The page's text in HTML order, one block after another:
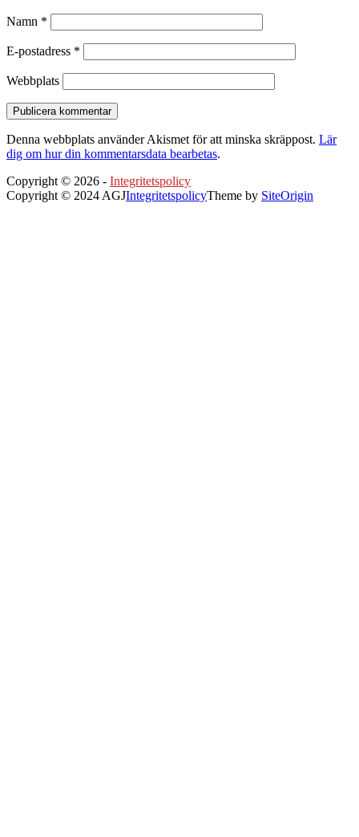
Namn *
E-postadress *
Webbplats
Denna webbplats använder Akismet för att minska skräppost. Lär
dig om hur din kommentarsdata bearbetas.
Copyright © 2026 - Integritetspolicy
Copyright © 2024 AGJIntegritetspolicyTheme by SiteOrigin